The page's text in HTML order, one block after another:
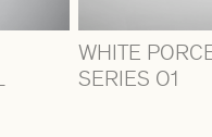
WHITE
SERIES O1